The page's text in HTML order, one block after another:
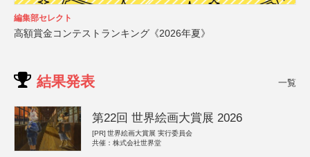
編集部セレクト
高額賞金コンテストランキング《2026年夏》
結果発表 一覧
第22回 世界絵画大賞展 2026
[PR] 世界絵画大賞展 実行委員会
共催：株式会社世界堂